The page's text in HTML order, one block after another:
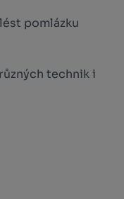
pomlázku
technik i